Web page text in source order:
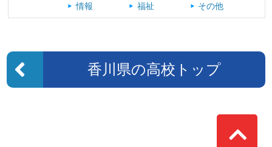
情報
福祉 その他
香川県の高校トップ
Top